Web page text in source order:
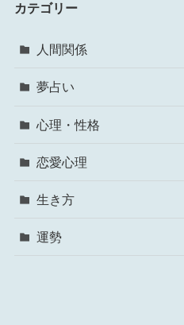
カテゴリー
人間関係
夢占い
心理・性格
恋愛心理
生き方
運勢